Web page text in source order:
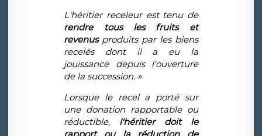
L'héritier receleur est tenu de
rendre tous les fruits et
revenusproduits par les biens
recelés dont il a eu la
jouissance depuis l'ouverture
de la succession. »
Lorsque le recel a porté sur
une donation rapportable ou
réductible, l'héritier doit le